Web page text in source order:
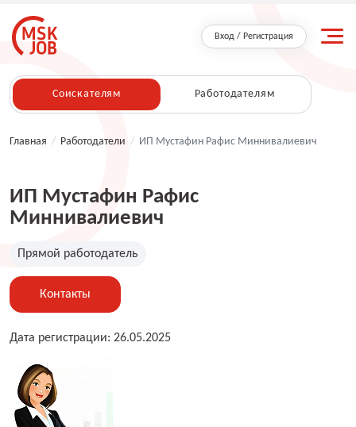
Вход / Регистрация
Соискателям Работодателям
Главная / Работодатели / ИП Мустафин Рафис Миннивалиевич
ИП Мустафин Рафис
Миннивалиевич
Прямой работодатель
Контакты
Дата регистрации: 26.05.2025